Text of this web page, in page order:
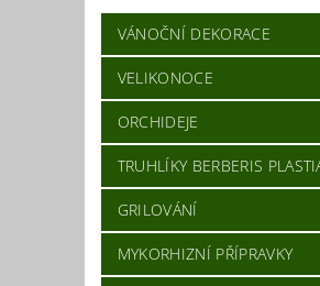
VÁNOČNÍ DEKORACE
VELIKONOCE
ORCHIDEJE
TRUHLÍKY BERBERIS
GRILOVÁNÍ
MYKORHIZNÍ PŘÍPRAVKY